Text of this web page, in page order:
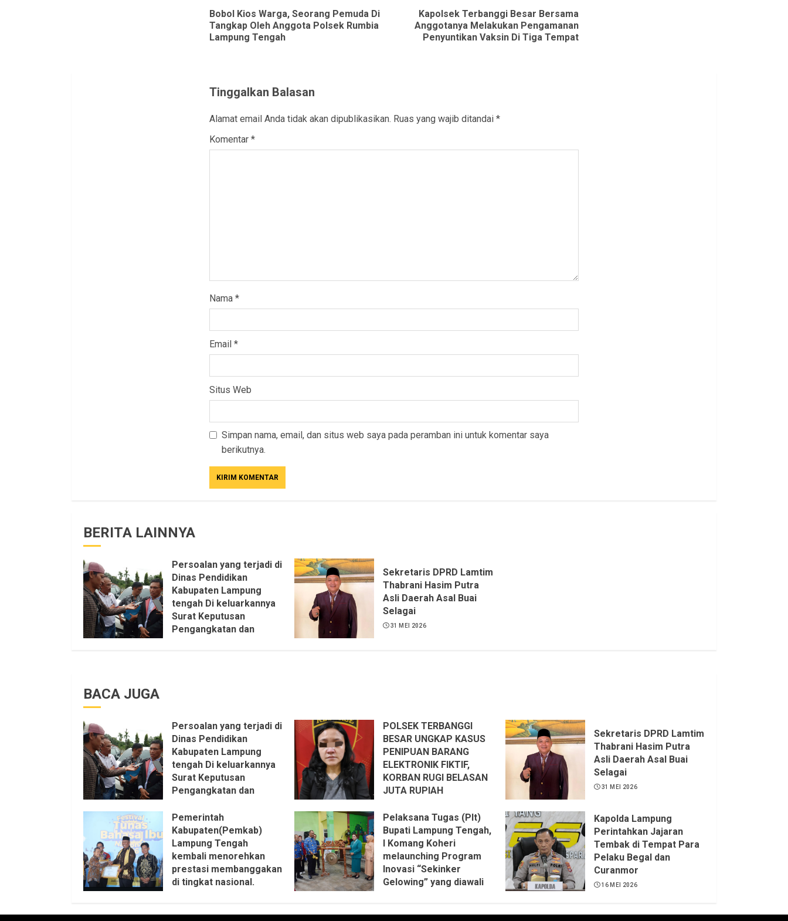
Reading
Previous
Bobol Kios Warga, Seorang Pemuda Di
Tangkap Oleh Anggota Polsek Rumbia
Lampung Tengah
Next
Kapolsek Terbanggi Besar Bersama
Anggotanya Melakukan Pengamanan
Penyuntikan Vaksin Di Tiga Tempat
Tinggalkan Balasan
Alamat email Anda tidak akan dipublikasikan. Ruas yang wajib ditandai *
Komentar *
Nama *
Email *
Situs Web
Simpan nama, email, dan situs web saya pada peramban ini untuk komentar saya
berikutnya.
BERITA LAINNYA
Persoalan yang terjadi di
Dinas Pendidikan
Kabupaten Lampung
tengah Di keluarkannya
Surat Keputusan
Pengangkatan dan
pastikan penuh Unsur
KKN, dan Unsur Politik.
6 AGUSTUS 2026
Sekretaris DPRD Lamtim
Thabrani Hasim Putra
Asli Daerah Asal Buai
Selagai
31 MEI 2026
BACA JUGA
Persoalan yang terjadi di
Dinas Pendidikan
Kabupaten Lampung
tengah Di keluarkannya
Surat Keputusan
Pengangkatan dan
Setruktur Pengurus
KKKS Sepihak Aktifis
LSM LPAB Sofyan AS ST,
Itu Sangat menantang
Aturan dan Dapat saya
pastikan penuh Unsur
POLSEK TERBANGGI
BESAR UNGKAP KASUS
PENIPUAN BARANG
ELEKTRONIK FIKTIF,
KORBAN RUGI BELASAN
JUTA RUPIAH
Sekretaris DPRD Lamtim
Thabrani Hasim Putra
Asli Daerah Asal Buai
Selagai
31 MEI 2026
Pemerintah
Kabupaten(Pemkab)
Lampung Tengah
kembali menorehkan
prestasi membanggakan
di tingkat nasional.
Pelaksana Tugas (Plt)
Bupati Lampung Tengah,
I Komang Koheri
melaunching Program
Inovasi “Sekinker
Gelowing” yang diawali
Kapolda Lampung
Perintahkan Jajaran
Tembak di Tempat Para
Pelaku Begal dan
Curanmor
16 MEI 2026